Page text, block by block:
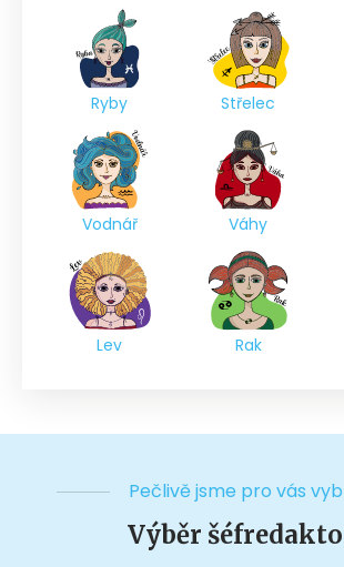
Ryby Střelec
Vodnář Váhy
Lev Rak
Pečlivě jsme pro vás
Výběr